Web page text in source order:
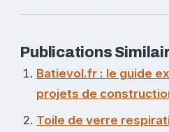
Publications
Batievol.fr : le guide
projets de
Toile de verre